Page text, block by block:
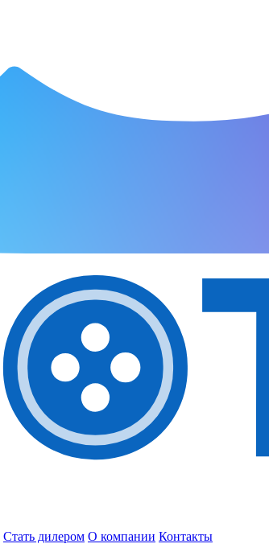
Стать дилером О компании Контакты